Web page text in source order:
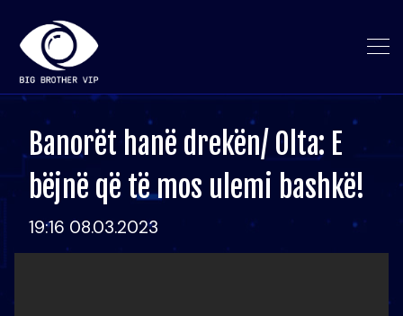
Banorët hanë drekën/ Olta: E
bëjnë që të mos ulemi bashkë!
19:16 08.03.2023